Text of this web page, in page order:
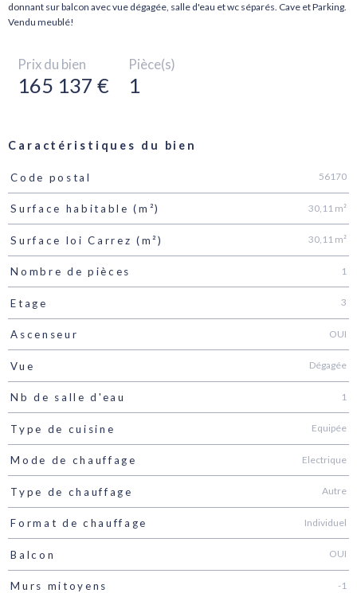
donnant sur balcon avec vue dégagée, salle d'eau et wc séparés. Cave et Parking.
Prix du bien
165 137 €
Pièce(s)
1
Caractéristiques du bien
Caractéristiques Valeurs
Code postal 56170
Surface habitable (m²) 30,11 m²
Surface loi Carrez (m²) 30,11 m²
Nombre de pièces 1
Etage 3
Ascenseur OUI
Vue Dégagée
Nb de salle d'eau 1
Type de cuisine Equipée
Mode de chauffage Electrique
Type de chauffage Autre
Format de chauffage Individuel
Balcon OUI
Murs mitoyens -1